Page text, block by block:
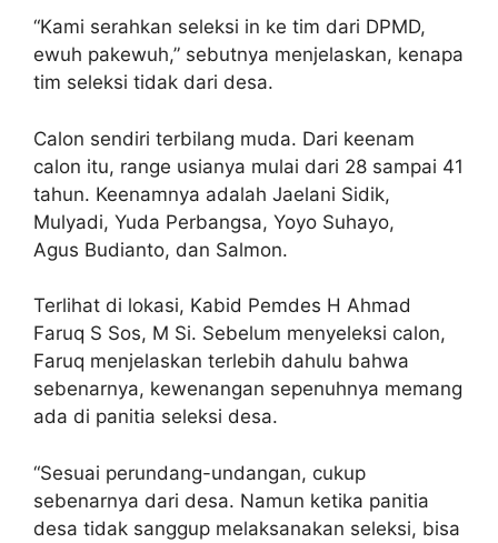
“Kami serahkan seleksi in ke tim dari DPMD,
ewuh pakewuh,” sebutnya menjelaskan, kenapa
tim seleksi tidak dari desa.
Calon sendiri terbilang muda. Dari keenam
calon itu, range usianya mulai dari 28 sampai 41
tahun. Keenamnya adalah Jaelani Sidik,
Mulyadi, Yuda Perbangsa, Yoyo Suhayo,
Agus Budianto, dan Salmon.
Terlihat di lokasi, Kabid Pemdes H Ahmad
Faruq S Sos, M Si. Sebelum menyeleksi calon,
Faruq menjelaskan terlebih dahulu bahwa
sebenarnya, kewenangan sepenuhnya memang
ada di panitia seleksi desa.
“Sesuai perundang-undangan, cukup
sebenarnya dari desa. Namun ketika panitia
desa tidak sanggup melaksanakan seleksi, bisa